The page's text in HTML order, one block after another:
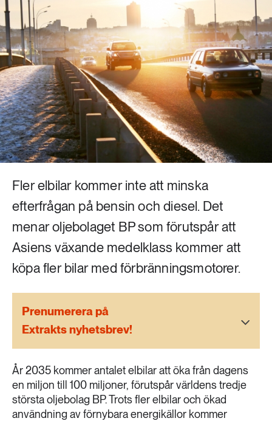
Mat & jordbruk
Skog
Social hållbarhet
Transport
Vatten
252 ARTIKLAR
Landsbygd
939 ARTIKLAR
Livsstil & konsumtion
612 ARTIKLAR
Mat & jordbruk
Skog
360 ARTIKLAR
473 ARTIKLAR
Vatten
Fler elbilar kommer inte att minska
efterfrågan på bensin och diesel. Det
menar oljebolaget BP som förutspår att
Asiens växande medelklass kommer att
köpa fler bilar med förbränningsmotorer.
Prenumerera på
Extrakts nyhetsbrev!
År 2035 kommer antalet elbilar att öka från dagens
en miljon till 100 miljoner, förutspår världens tredje
största oljebolag BP. Trots fler elbilar och ökad
användning av förnybara energikällor kommer